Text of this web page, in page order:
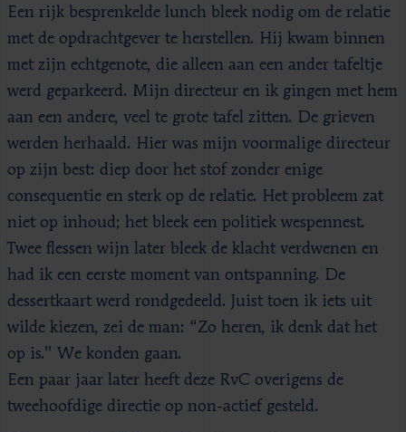
Een rijk besprenkelde lunch bleek nodig om de relatie
met de opdrachtgever te herstellen. Hij kwam binnen
met zijn echtgenote, die alleen aan een ander tafeltje
werd geparkeerd. Mijn directeur en ik gingen met hem
aan een andere, veel te grote tafel zitten. De grieven
werden herhaald. Hier was mijn voormalige directeur
op zijn best: diep door het stof zonder enige
consequentie en sterk op de relatie. Het probleem zat
niet op inhoud; het bleek een politiek wespennest.
Twee flessen wijn later bleek de klacht verdwenen en
had ik een eerste moment van ontspanning. De
dessertkaart werd rondgedeeld. Juist toen ik iets uit
wilde kiezen, zei de man: “Zo heren, ik denk dat het
op is.” We konden gaan.
Een paar jaar later heeft deze RvC overigens de
tweehoofdige directie op non-actief gesteld.